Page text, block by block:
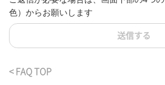
色）からお願いします
送信する
< FAQ TOP